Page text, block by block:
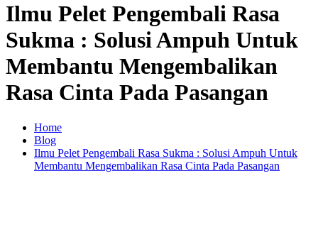
Ilmu Pelet Pengembali Rasa
Sukma : Solusi Ampuh Untuk
Membantu Mengembalikan
Rasa Cinta Pada Pasangan
Home
Blog
Ilmu Pelet Pengembali Rasa Sukma : Solusi Ampuh Untuk
Membantu Mengembalikan Rasa Cinta Pada Pasangan